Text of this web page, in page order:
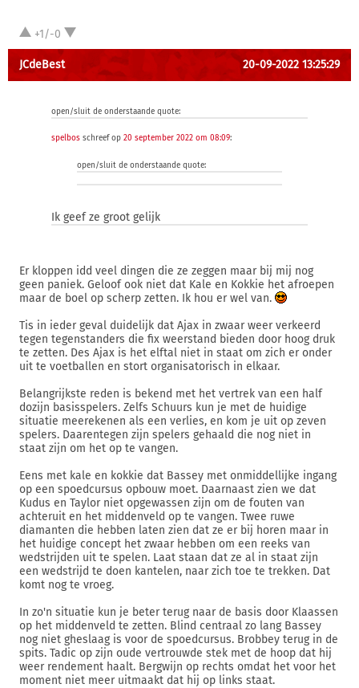
+1/-0
JCdeBest 20-09-2022 13:25:29
open/sluit de onderstaande quote:
spelbos schreef op 20 september 2022 om 08:09:
open/sluit de onderstaande quote:
Ik geef ze groot gelijk
Er kloppen idd veel dingen die ze zeggen maar bij mij nog
geen paniek. Geloof ook niet dat Kale en Kokkie het afroepen
maar de boel op scherp zetten. Ik hou er wel van.
Tis in ieder geval duidelijk dat Ajax in zwaar weer verkeerd
tegen tegenstanders die fix weerstand bieden door hoog druk
te zetten. Des Ajax is het elftal niet in staat om zich er onder
uit te voetballen en stort organisatorisch in elkaar.
Belangrijkste reden is bekend met het vertrek van een half
dozijn basisspelers. Zelfs Schuurs kun je met de huidige
situatie meerekenen als een verlies, en kom je uit op zeven
spelers. Daarentegen zijn spelers gehaald die nog niet in
staat zijn om het op te vangen.
Eens met kale en kokkie dat Bassey met onmiddellijke ingang
op een spoedcursus opbouw moet. Daarnaast zien we dat
Kudus en Taylor niet opgewassen zijn om de fouten van
achteruit en het middenveld op te vangen. Twee ruwe
diamanten die hebben laten zien dat ze er bij horen maar in
het huidige concept het zwaar hebben om een reeks van
wedstrijden uit te spelen. Laat staan dat ze al in staat zijn
een wedstrijd te doen kantelen, naar zich toe te trekken. Dat
komt nog te vroeg.
In zo'n situatie kun je beter terug naar de basis door Klaassen
op het middenveld te zetten. Blind centraal zo lang Bassey
nog niet gheslaag is voor de spoedcursus. Brobbey terug in de
spits. Tadic op zijn oude vertrouwde stek met de hoop dat hij
weer rendement haalt. Bergwijn op rechts omdat het voor het
moment niet meer uitmaakt dat hij op links staat.